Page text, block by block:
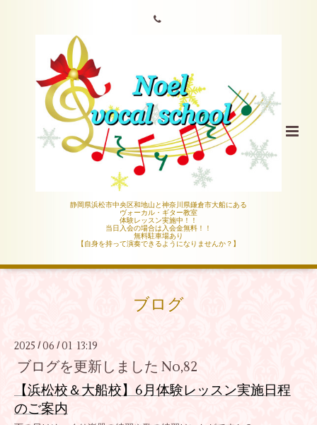
静岡県浜松市中央区和地山と神奈川県鎌倉市大船にある
ヴォーカル・ギター教室
体験レッスン実施中！！
当日入会の場合は入会金無料！！
無料駐車場あり
【自身を持って演奏できるようになりませんか？】
ブログ
2025 /06 / 01 13:19
ブログを更新しました No,82
【浜松校＆大船校】6月体験レッスン実施日程
のご案内